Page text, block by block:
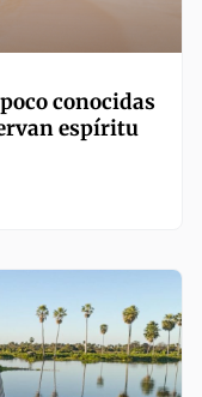
conocidas
espíritu